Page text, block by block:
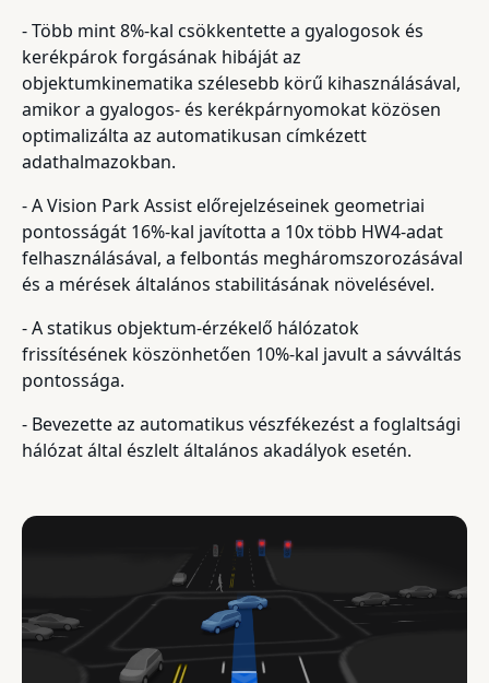
- Több mint 8%-kal csökkentette a gyalogosok és
kerékpárok forgásának hibáját az
objektumkinematika szélesebb körű kihasználásával,
amikor a gyalogos- és kerékpárnyomokat közösen
optimalizálta az automatikusan címkézett
adathalmazokban.
- A Vision Park Assist előrejelzéseinek geometriai
pontosságát 16%-kal javította a 10x több HW4-adat
felhasználásával, a felbontás megháromszorozásával
és a mérések általános stabilitásának növelésével.
- A statikus objektum-érzékelő hálózatok
frissítésének köszönhetően 10%-kal javult a sávváltás
pontossága.
- Bevezette az automatikus vészfékezést a foglaltsági
hálózat által észlelt általános akadályok esetén.